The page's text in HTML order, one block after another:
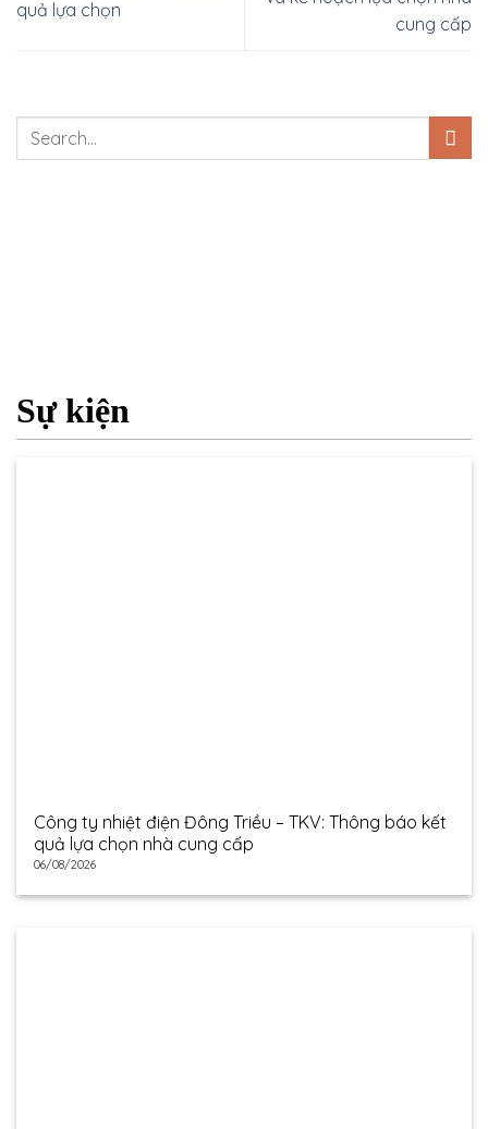
quả lựa chọn
cung cấp
Sự kiện
Công ty nhiệt điện Đông Triều – TKV: Thông báo kết
quả lựa chọn nhà cung cấp
06/08/2026